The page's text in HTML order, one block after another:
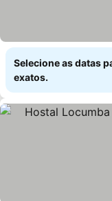
Selecione as datas
exatos.